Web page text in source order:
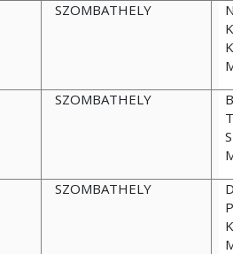
SZOMBATHELY
SZOMBATHELY
SZOMBATHELY